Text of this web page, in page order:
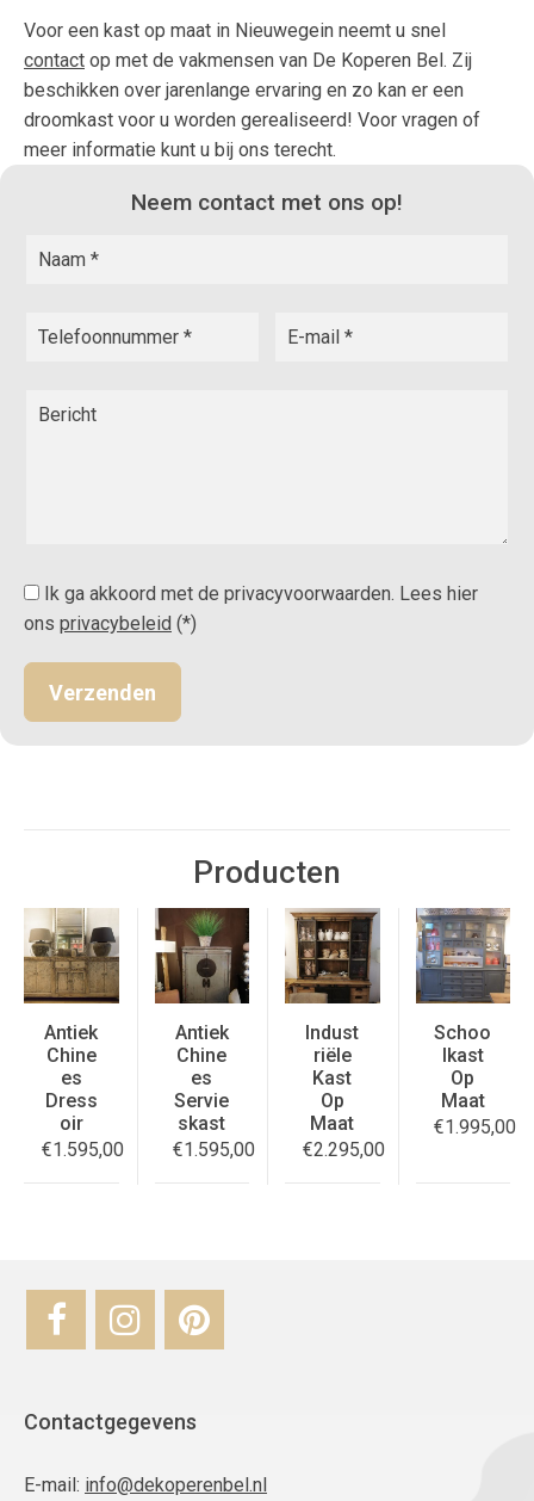
Voor een kast op maat in Nieuwegein neemt u snel
contact op met de vakmensen van De Koperen Bel. Zij
beschikken over jarenlange ervaring en zo kan er een
droomkast voor u worden gerealiseerd! Voor vragen of
meer informatie kunt u bij ons terecht.
Neem contact met ons op!
Ik ga akkoord met de privacyvoorwaarden. Lees hier
ons privacybeleid (*)
Producten
Antiek
Chine
es
Dress
oir
€1.595,00
Antiek
Chine
es
Servie
skast
€1.595,00
Indust
riële
Kast
Op
Maat
€2.295,00
Schoo
lkast
Op
Maat
€1.995,00
Contactgegevens
E-mail: info@dekoperenbel.nl